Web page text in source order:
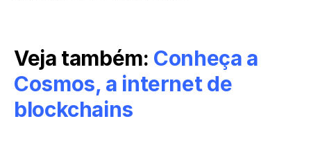
Veja também: Conheça a
Cosmos, a internet de
blockchains